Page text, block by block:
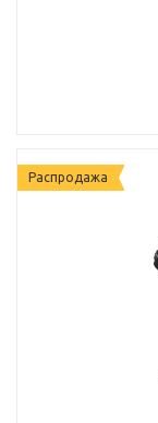
Распродажа